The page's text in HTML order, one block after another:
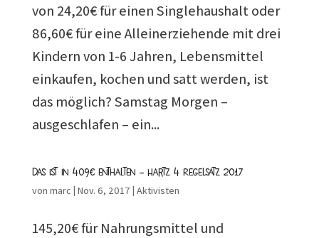
von 24,20€ für einen Singlehaushalt oder
86,60€ für eine Alleinerziehende mit drei
Kindern von 1-6 Jahren, Lebensmittel
einkaufen, kochen und satt werden, ist
das möglich? Samstag Morgen –
ausgeschlafen – ein...
Das ist in 409€ enthalten – Hartz 4 Regelsatz 2017
von marc | Nov. 6, 2017 | Aktivisten
145,20€ für Nahrungsmittel und